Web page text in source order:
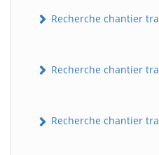
Recherche chantier
Recherche chantier
Recherche chantier